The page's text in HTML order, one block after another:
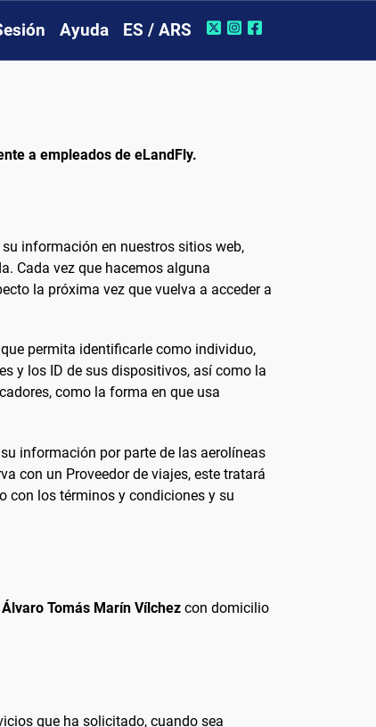
Ayuda ES / ARS
a empleados de eLandFly.
información en nuestros sitios web,
Cada vez que hacemos alguna
la próxima vez que vuelva a acceder a
permita identificarle como individuo,
y los ID de sus dispositivos, así como la
como la forma en que usa
información por parte de las aerolíneas
con un Proveedor de viajes, este tratará
con los términos y condiciones y su
Tomás Marín Vílchez con domicilio
que ha solicitado, cuando sea